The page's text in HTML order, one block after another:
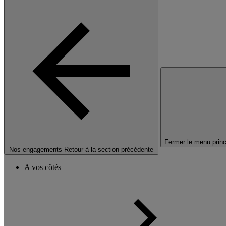
Nos engagements Retour à la section précédente
Fermer le menu
A vos côtés